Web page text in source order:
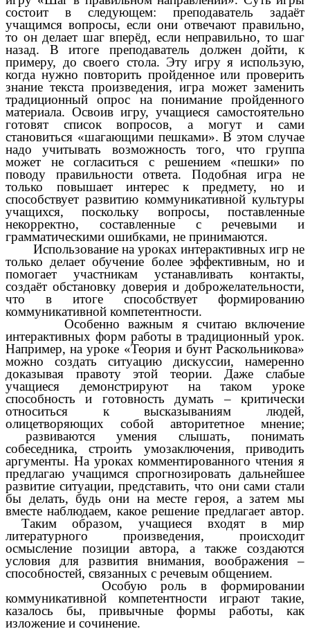
состоит в следующем: преподаватель задаёт
учащимся вопросы, если они отвечают правильно,
то он делает шаг вперёд, если неправильно, то шаг
назад. В итоге преподаватель должен дойти, к
примеру, до своего стола. Эту игру я использую,
когда нужно повторить пройденное или проверить
знание текста произведения, игра может заменить
традиционный опрос на понимание пройденного
материала. Освоив игру, учащиеся самостоятельно
готовят список вопросов, а могут и сами
становиться «шагающими пешками». В этом случае
надо учитывать возможность того, что группа
может не согласиться с решением «пешки» по
поводу правильности ответа. Подобная игра не
только повышает интерес к предмету, но и
способствует развитию коммуникативной культуры
учащихся, поскольку вопросы, поставленные
некорректно, составленные с речевыми и
грамматическими ошибками, не принимаются.
Использование на уроках интерактивных игр не
только делает обучение более эффективным, но и
помогает участникам устанавливать контакты,
создаёт обстановку доверия и доброжелательности,
что в итоге способствует формированию
коммуникативной компетентности.
Особенно важным я считаю включение
интерактивных форм работы в традиционный урок.
Например, на уроке «Теория и бунт Раскольникова»
можно создать ситуацию дискуссии, намеренно
доказывая правоту этой теории. Даже слабые
учащиеся демонстрируют на таком уроке
способность и готовность думать – критически
относиться к высказываниям людей,
олицетворяющих собой авторитетное мнение;
развиваются умения слышать, понимать
собеседника, строить умозаключения, приводить
аргументы. На уроках комментированного чтения я
предлагаю учащимся спрогнозировать дальнейшее
развитие ситуации, представить, что они сами стали
бы делать, будь они на месте героя, а затем мы
вместе наблюдаем, какое решение предлагает автор.
Таким образом, учащиеся входят в мир
литературного произведения, происходит
осмысление позиции автора, а также создаются
условия для развития внимания, воображения –
способностей, связанных с речевым общением.
Особую роль в формировании
коммуникативной компетентности играют такие,
казалось бы, привычные формы работы, как
изложение и сочинение.